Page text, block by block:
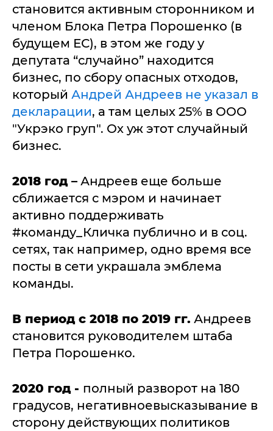
становится активным сторонником и
членом Блока Петра Порошенко (в
будущем ЕС), в этом же году у
депутата “случайно” находится
бизнес, по сбору опасных отходов,
который Андрей Андреев не указал в
декларации, а там целых 25% в ООО
"Укрэко груп". Ох уж этот случайный
бизнес.
2018 год – Андреев еще больше
сближается с мэром и начинает
активно поддерживать
#команду_Кличка публично и в соц.
сетях, так например, одно время все
посты в сети украшала эмблема
команды.
В период с 2018 по 2019 гг. Андреев
становится руководителем штаба
Петра Порошенко.
2020 год- полный разворот на 180
градусов, негативноевысказывание в
сторону действующих политиков